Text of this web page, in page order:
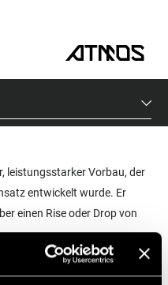
leistungsstarker Vorbau, der
entwickelt wurde. Er
einen Rise oder Drop von
Längen erhältlich. Alle
einstellbar und
werden. Der Atmos 6k